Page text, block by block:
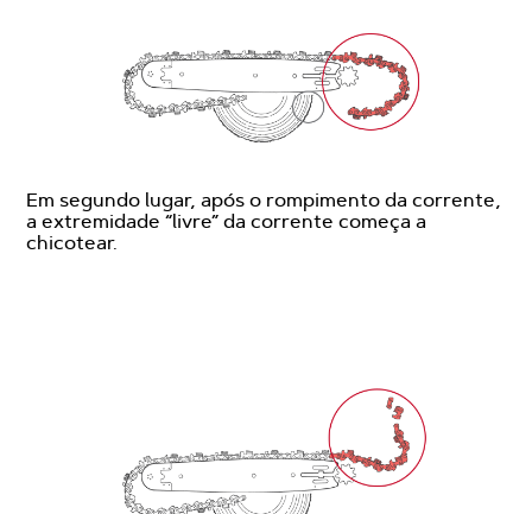
Em segundo lugar, após o rompimento da corrente,
a extremidade “livre” da corrente começa a
chicotear.